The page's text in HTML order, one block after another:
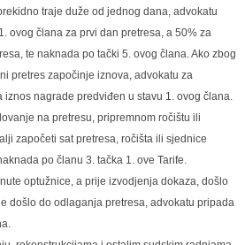
traje duže od jednog dana, advokatu
ovog člana za prvi dan pretresa, a 50% za
te naknada po tački 5. ovog člana. Ako zbog
pretres započinje iznova, advokatu za
nagrade predviđen u stavu 1. ovog člana.
na pretresu, pripremnom ročištu ili
započeti sat pretresa, ročišta ili sjednice
po članu 3. tačka 1. ove Tarife.
optužnice, a prije izvodjenja dokaza, došlo
došlo do odlaganja pretresa, advokatu pripada